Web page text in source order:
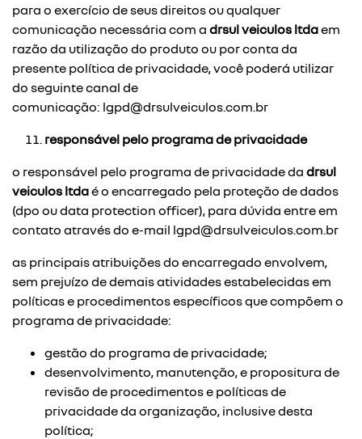
para o exercício de seus direitos ou qualquer
comunicação necessária com a drsul veiculos ltdaem
razão da utilização do produto ou por conta da
presente política de privacidade, você poderá utilizar
do seguinte canal de
comunicação: lgpd@drsulveiculos.com.br
responsável pelo programa de privacidade
o responsável pelo programa de privacidade da drsul
veiculos ltdaé o encarregado pela proteção de dados
(dpo ou data protection officer), para dúvida entre em
contato através do e-mail lgpd@drsulveiculos.com.br
as principais atribuições do encarregado envolvem,
sem prejuízo de demais atividades estabelecidas em
políticas e procedimentos específicos que compõem o
programa de privacidade:
gestão do programa de privacidade;
desenvolvimento, manutenção, e propositura de
revisão de procedimentos e políticas de
privacidade da organização, inclusive desta
política;